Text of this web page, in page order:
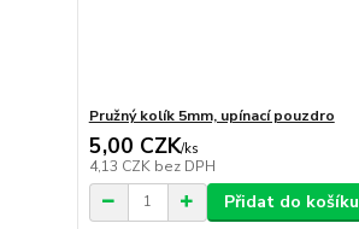
Pružný kolík 5mm, upínací pouzdro
5,00 CZK/ks
4,13 CZK bez DPH
Přidat do košíku